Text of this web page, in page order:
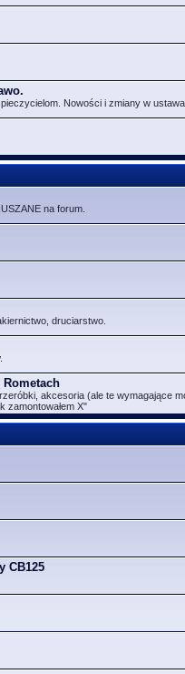
Nowości i zmiany w
na forum.
druciarstwo.
akcesoria (ale te wymagające
zamontowałem X"
CB125